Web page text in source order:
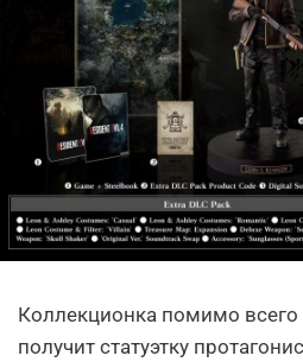
Коллекционка помимо
получит статуэтку